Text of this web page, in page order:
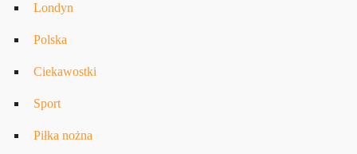
Londyn
Polska
Ciekawostki
Sport
Piłka nożna